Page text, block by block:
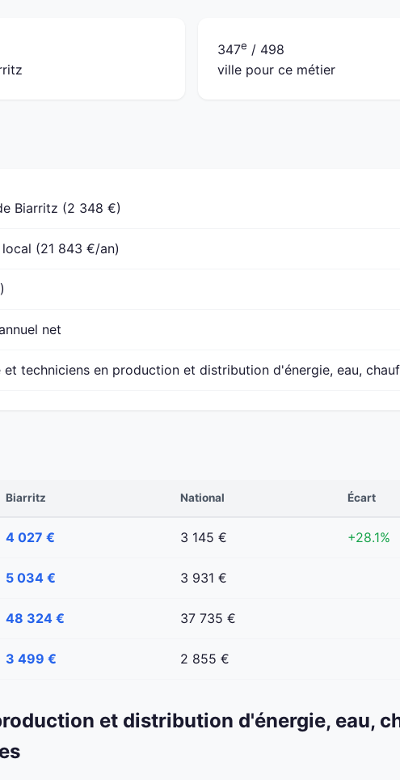
347e / 498
ville pour ce métier
Biarritz (2 348 €)
(21 843 €/an)
net
et techniciens en production et distribution d'énergie, eau,
Biarritz National Écart
4 027 € 3 145 € +28.1%
5 034 € 3 931 €
48 324 € 37 735 €
3 499 € 2 855 €
et distribution d'énergie, eau,